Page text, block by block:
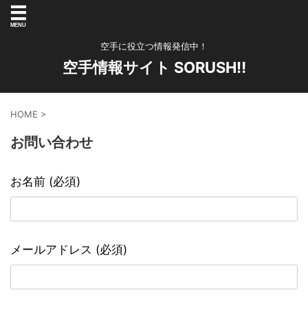
空手に役立つ情報発信中！
空手情報サイト SORUSH‼︎
HOME >
お問い合わせ
お名前 (必須)
メールアドレス (必須)